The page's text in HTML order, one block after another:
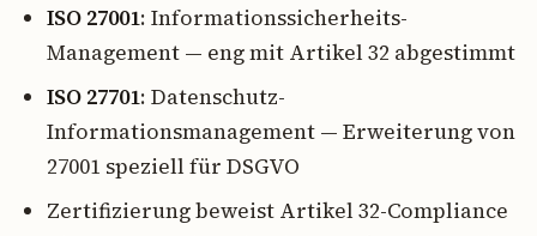
ISO 27001: Informationssicherheits-
Management — eng mit Artikel 32 abgestimmt
ISO 27701: Datenschutz-
Informationsmanagement — Erweiterung von
27001 speziell für DSGVO
Zertifizierung beweist Artikel 32-Compliance